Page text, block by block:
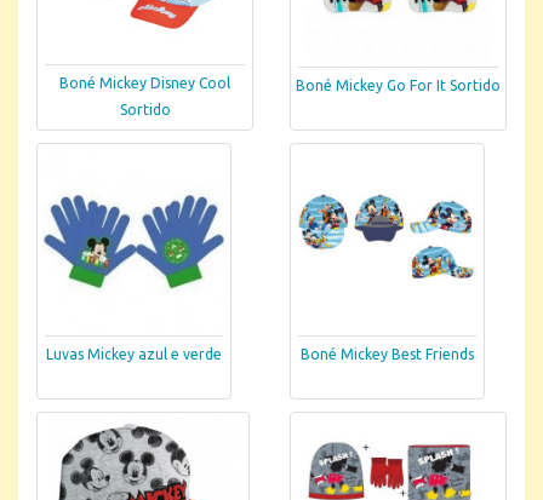
Boné Mickey Disney Cool
Sortido
Boné Mickey Go For It Sortido
Luvas Mickey azul e verde Boné Mickey Best Friends